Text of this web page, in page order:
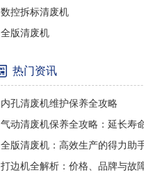
数控拆标清废机
全版清废机
热门资讯
内孔清废机维护保养全攻略
气动清废机保养全攻略：延长寿
全版清废机：高效生产的得力助